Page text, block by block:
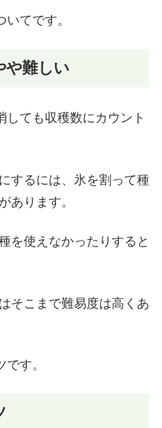
てです。
や難しい
しても収穫数にカウント
するには、氷を割って種
あります。
を使えなかったりすると
そこまで難易度は高くあ
す。